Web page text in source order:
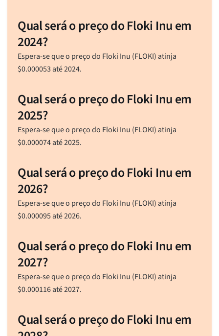
Qual será o preço do Floki Inu em
2024?
Espera-se que o preço do Floki Inu (FLOKI) atinja
$0.000053 até 2024.
Qual será o preço do Floki Inu em
2025?
Espera-se que o preço do Floki Inu (FLOKI) atinja
$0.000074até 2025.
Qual será o preço do Floki Inu em
2026?
Espera-se que o preço do Floki Inu (FLOKI) atinja
$0.000095até 2026.
Qual será o preço do Floki Inu em
2027?
Espera-se que o preço do Floki Inu (FLOKI) atinja
$0.000116até 2027.
Qual será o preço do Floki Inu em